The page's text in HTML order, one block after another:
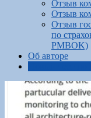
Отзыв
Отзыв
Отзыв
по
PMBOK)
Об авторе